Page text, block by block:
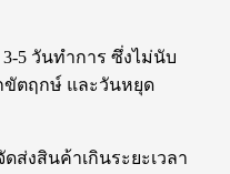
5 วันทำการ ซึ่งไม่นับ
ขัตฤกษ์ และวันหยุด
ส่งสินค้าเกินระยะเวลา